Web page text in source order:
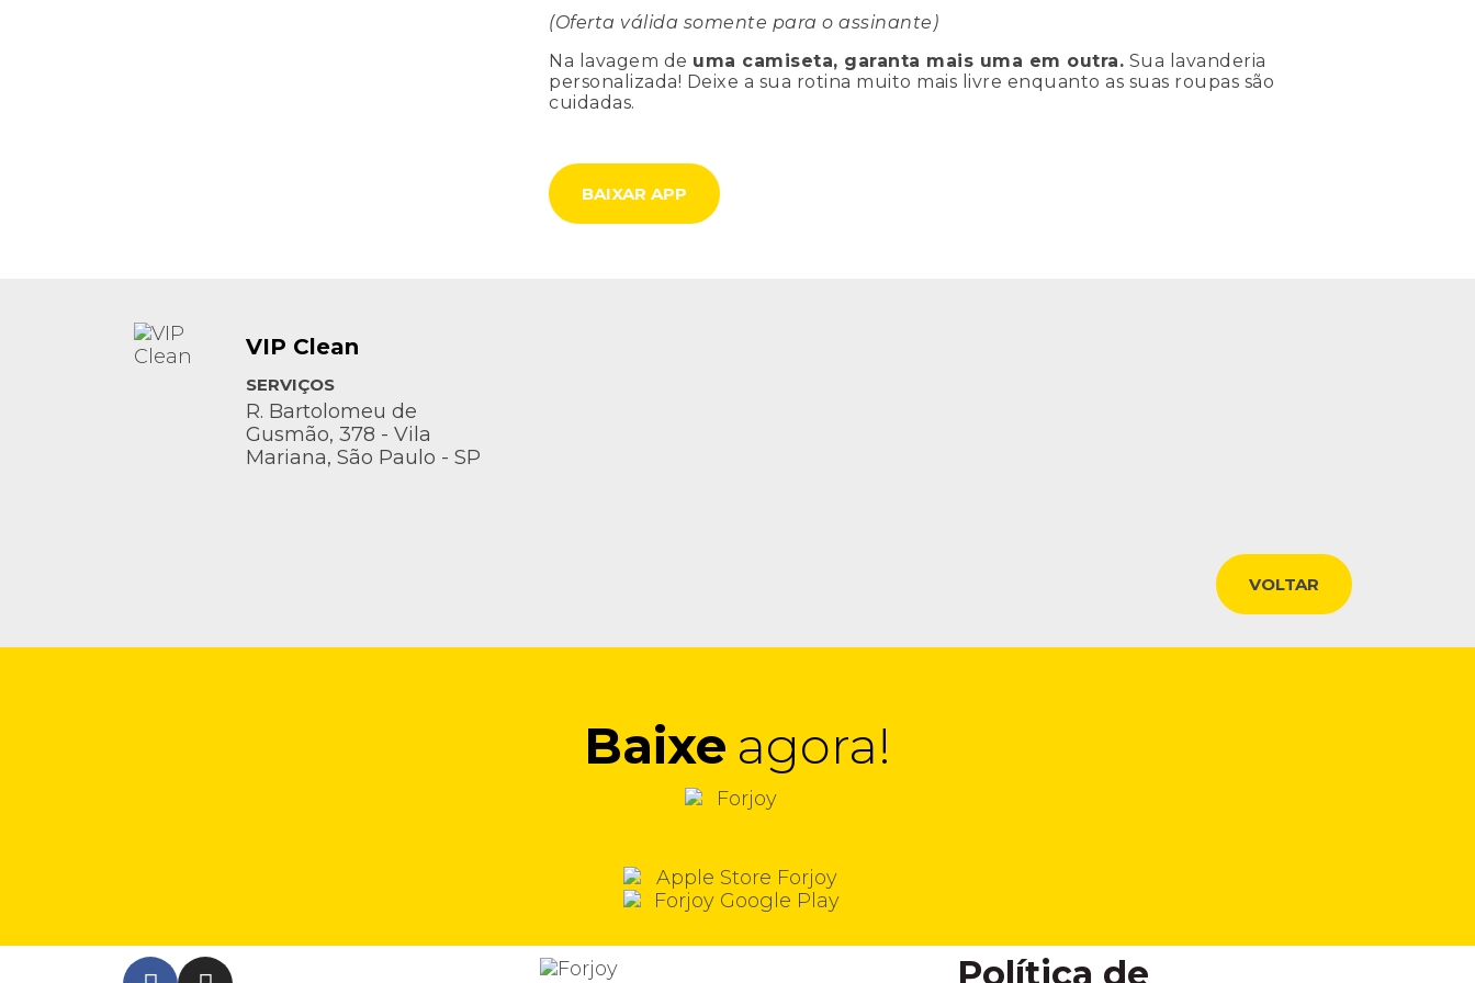
(Oferta válida somente para o assinante)
Na lavagem de uma camiseta, garanta mais uma em outra. Sua lavanderia
personalizada! Deixe a sua rotina muito mais livre enquanto as suas roupas são
cuidadas.
BAIXAR APP
VIP Clean
SERVIÇOS
R. Bartolomeu de
Gusmão, 378 - Vila
Mariana, São Paulo - SP
VOLTAR
Baixe agora!
Política de